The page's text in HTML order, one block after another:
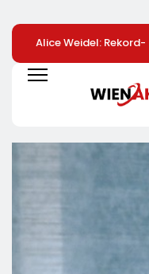
Alice Weidel: Rekord-
Insolvenzen Sind
Warnsignal –
Bundesregierung